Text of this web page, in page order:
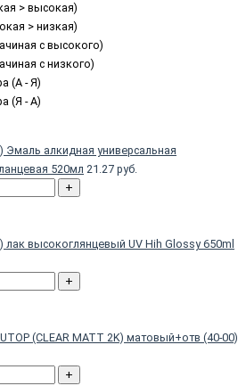
> высокая)
> низкая)
с высокого)
с низкого)
(А - Я)
(Я - А)
Эмаль алкидная универсальная
520мл 21.27 руб.
+
лак высокоглянцевый UV Hih Glossy 650ml
+
(CLEAR MATT 2K) матовый+отв (40-00)
+